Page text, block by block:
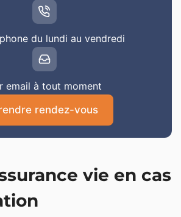
du lundi au vendredi
email à tout moment
rendez-vous
vie en cas